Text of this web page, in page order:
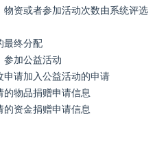
资或者参加活动次数由系统评选
最终分配
参加公益活动
请加入公益活动的申请
物品捐赠申请信息
资金捐赠申请信息